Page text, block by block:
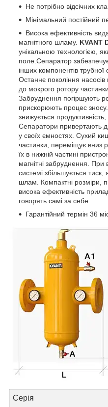
Не потрібно відсічних
Мінімальний постійний
Висока ефективність
магнітного шламу. KVANT
унікальною технологією,
поле.Сепаратор
інших компонентів трубної
Останнє покоління
до мокрого ротору
Забруднення погіршують
прискорюють процес зносу.
знижується
Сепаратори привертають
у своїх ємностях. Сухий
частинки, переміщує вниз
їх в нижній частині
магнітні забруднення. При
системі збільшується тиск,
шлам. Компактні розміри,
висока ефективність
говорять самі за себе.
Гарантійний термін 36
Серія